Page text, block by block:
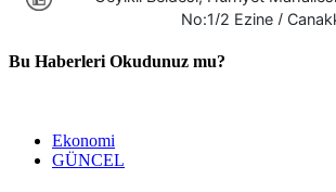
Bu Haberleri Okudunuz mu?
Ekonomi
GÜNCEL